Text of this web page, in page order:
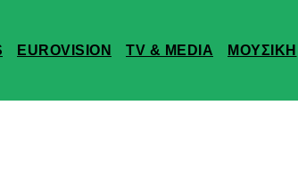
EUROVISION TV & MEDIA ΜΟΥΣΙΚΗ